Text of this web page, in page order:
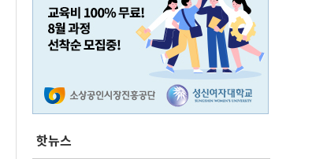
핫뉴스